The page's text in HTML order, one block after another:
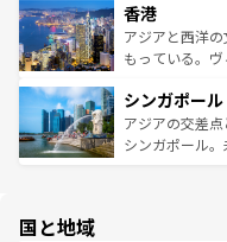
とつ。フォーや
ひ現地で味わ
が旅行者を迎
参照してほしい。
の活気が交差し
帯で自然と触
いビーチでリ
激する。気候は
が待っている
た文化、そし
香港
アジアと西洋
もっている。
み、どこを訪れ
ており、効率
うな絶景から
シンガポール
アジアの交差
シンガポール
国と地域